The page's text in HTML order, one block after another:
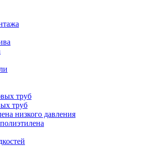
труб
труб
низкого давления